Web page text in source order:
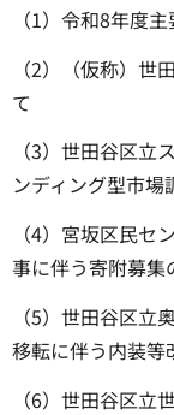
（1）令和8年度
（2）（仮称）
て
（3）世田谷区立
ンディング型市場
（4）宮坂区民
事に伴う寄附募集
（5）世田谷区
移転に伴う内装等
（6）世田谷区